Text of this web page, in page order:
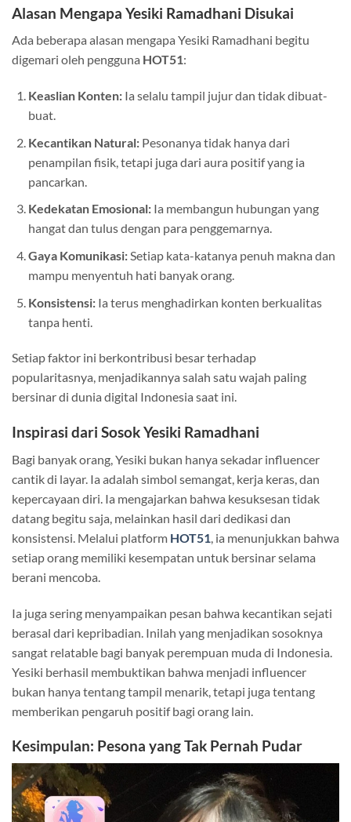
Alasan Mengapa Yesiki Ramadhani Disukai
Ada beberapa alasan mengapa Yesiki Ramadhani begitu
digemari oleh pengguna HOT51:
Keaslian Konten:Ia selalu tampil jujur dan tidak dibuat-
buat.
Kecantikan Natural:Pesonanya tidak hanya dari
penampilan fisik, tetapi juga dari aura positif yang ia
pancarkan.
Kedekatan Emosional:Ia membangun hubungan yang
hangat dan tulus dengan para penggemarnya.
Gaya Komunikasi:Setiap kata-katanya penuh makna dan
mampu menyentuh hati banyak orang.
Konsistensi:Ia terus menghadirkan konten berkualitas
tanpa henti.
Setiap faktor ini berkontribusi besar terhadap
popularitasnya, menjadikannya salah satu wajah paling
bersinar di dunia digital Indonesia saat ini.
Inspirasi dari Sosok Yesiki Ramadhani
Bagi banyak orang, Yesiki bukan hanya sekadar influencer
cantik di layar. Ia adalah simbol semangat, kerja keras, dan
kepercayaan diri. Ia mengajarkan bahwa kesuksesan tidak
datang begitu saja, melainkan hasil dari dedikasi dan
konsistensi. Melalui platform HOT51 , ia menunjukkan bahwa
setiap orang memiliki kesempatan untuk bersinar selama
berani mencoba.
Ia juga sering menyampaikan pesan bahwa kecantikan sejati
berasal dari kepribadian. Inilah yang menjadikan sosoknya
sangat relatable bagi banyak perempuan muda di Indonesia.
Yesiki berhasil membuktikan bahwa menjadi influencer
bukan hanya tentang tampil menarik, tetapi juga tentang
memberikan pengaruh positif bagi orang lain.
Kesimpulan: Pesona yang Tak Pernah Pudar